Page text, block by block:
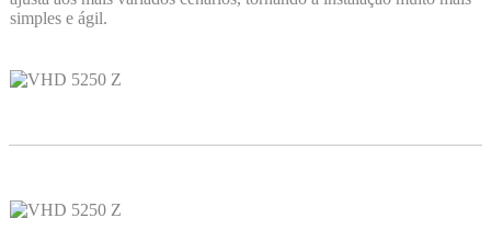
simples e ágil.